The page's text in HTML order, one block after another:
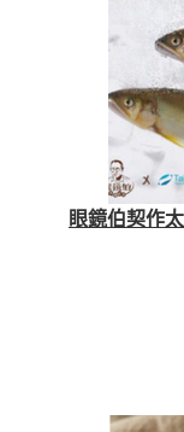
眼鏡伯契作